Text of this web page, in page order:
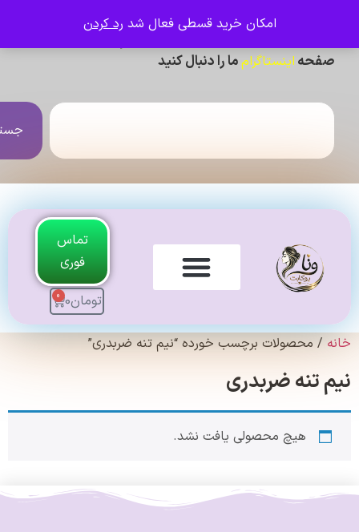
امکان خرید قسطی فعال شدرد کردن
اینستاگرامما را دنبال کنید
جستجو
تماس
فوری
0
برچسب خورده “نیم تنه ضربدری”
ضربدری
هیچ محصولی یافت نشد.